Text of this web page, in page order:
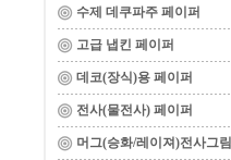
수제 데쿠파주 페이퍼
고급 냅킨 페이퍼
데코(장식)용 페이퍼
전사(물전사) 페이퍼
머그(승화/레이져)전사그림